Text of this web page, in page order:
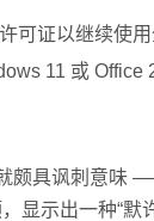
可证以继续使
11 或
颇具讽刺意味
显示出一种“默